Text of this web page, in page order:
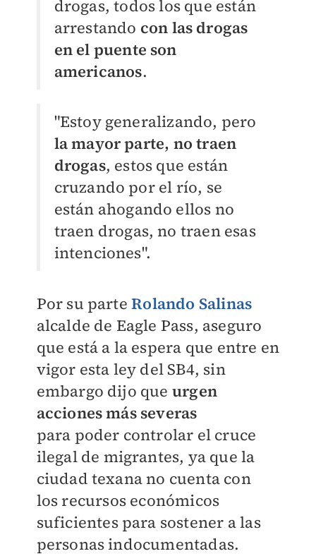
drogas,todos los que están
arrestando con las drogas
en el puente son
americanos.
"Estoy generalizando, pero
la mayor parte, no traen
drogas, estos que están
cruzando por el río, se
están ahogando ellos no
traen drogas, no traen esas
intenciones".
Por su parteRolando Salinas
alcalde de Eagle Pass, aseguro
que está a la espera que entre en
vigor esta ley del SB4, sin
embargo dijo que urgen
acciones más severas
para poder controlar el cruce
ilegal de migrantes, ya que la
ciudad texana no cuenta con
losrecursos económicos
suficientes para sostener a las
personas indocumentadas.